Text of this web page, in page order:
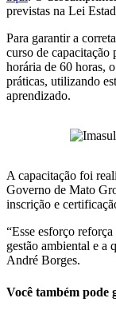
previstas na Lei
Para garantir a
curso de capacitação
horária de 60 horas,
práticas, utilizando
aprendizado.
A capacitação foi
Governo de Mato
inscrição e
“Esse esforço
gestão ambiental e a
André Borges.
Você também pode